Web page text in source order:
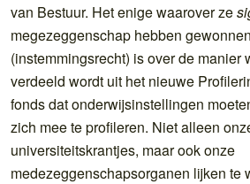
van Bestuur. Het enige waarover ze
megezeggenschap hebben gewonnen
(instemmingsrecht) is over de manier
verdeeld wordt uit het nieuwe
fonds dat onderwijsinstellingen
zich mee te profileren. Niet alleen
universiteitskrantjes, maar ook onze
medezeggenschapsorganen lijken te